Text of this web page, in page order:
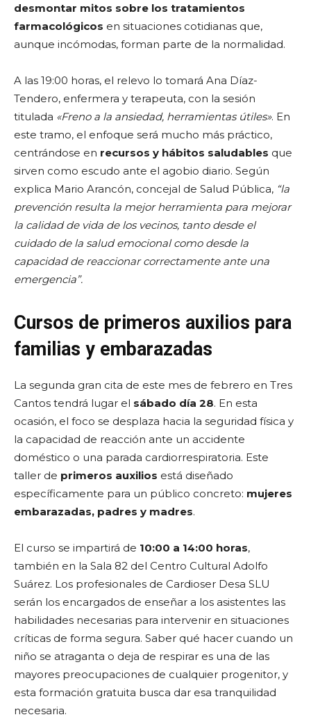
desmontar mitos sobre los tratamientos
farmacológicos en situaciones cotidianas que,
aunque incómodas, forman parte de la normalidad.
A las 19:00 horas, el relevo lo tomará Ana Díaz-
Tendero, enfermera y terapeuta, con la sesión
titulada «Freno a la ansiedad, herramientas útiles». En
este tramo, el enfoque será mucho más práctico,
centrándose en recursos y hábitos saludables que
sirven como escudo ante el agobio diario. Según
explica Mario Arancón, concejal de Salud Pública, “la
prevención resulta la mejor herramienta para mejorar
la calidad de vida de los vecinos, tanto desde el
cuidado de la salud emocional como desde la
capacidad de reaccionar correctamente ante una
emergencia”.
Cursos de primeros auxilios para
familias y embarazadas
La segunda gran cita de este mes de febrero en Tres
Cantos tendrá lugar el sábado día 28. En esta
ocasión, el foco se desplaza hacia la seguridad física y
la capacidad de reacción ante un accidente
doméstico o una parada cardiorrespiratoria. Este
taller de primeros auxilios está diseñado
específicamente para un público concreto: mujeres
embarazadas, padres y madres.
El curso se impartirá de 10:00 a 14:00 horas,
también en la Sala 82 del Centro Cultural Adolfo
Suárez. Los profesionales de Cardioser Desa SLU
serán los encargados de enseñar a los asistentes las
habilidades necesarias para intervenir en situaciones
críticas de forma segura. Saber qué hacer cuando un
niño se atraganta o deja de respirar es una de las
mayores preocupaciones de cualquier progenitor, y
esta formación gratuita busca dar esa tranquilidad
necesaria.